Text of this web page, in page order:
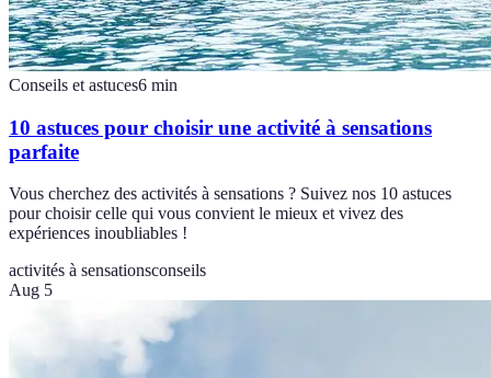
Conseils et astuces6 min
10 astuces pour choisir une activité à sensations
parfaite
Vous cherchez des activités à sensations ? Suivez nos 10 astuces
pour choisir celle qui vous convient le mieux et vivez des
expériences inoubliables !
activités à sensationsconseils
Aug 5